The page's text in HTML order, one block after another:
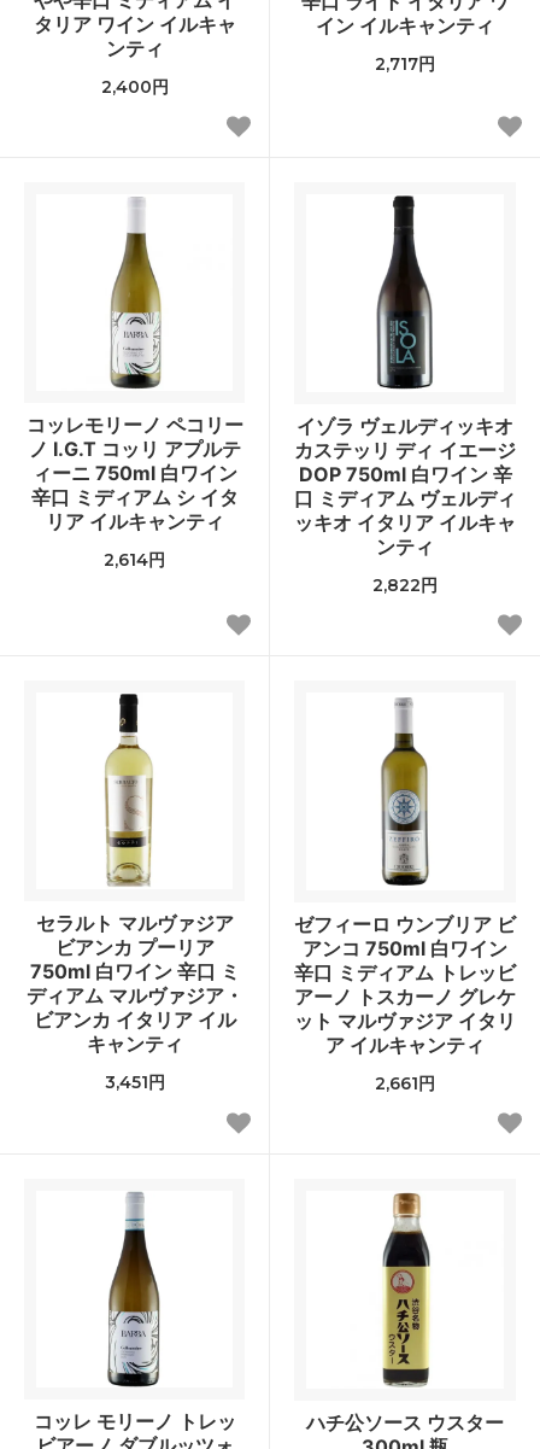
タリア ワイン イルキャ
ンティ
2,400円
イン イルキャンティ
2,717円
コッレモリーノ ペコリー
ノ I.G.T コッリ アプルテ
ィーニ 750ml 白ワイン
辛口 ミディアム シ イタ
リア イルキャンティ
2,614円
イゾラ ヴェルディッキオ
カステッリ ディ イエージ
DOP 750ml 白ワイン 辛
口 ミディアム ヴェルディ
ッキオ イタリア イルキャ
ンティ
2,822円
セラルト マルヴァジア
ビアンカ プーリア
750ml 白ワイン 辛口 ミ
ディアム マルヴァジア・
ビアンカ イタリア イル
キャンティ
3,451円
ゼフィーロ ウンブリア ビ
アンコ 750ml 白ワイン
辛口 ミディアム トレッビ
アーノ トスカーノ グレケ
ット マルヴァジア イタリ
ア イルキャンティ
2,661円
コッレ モリーノ トレッ
ハチ公ソース ウスター